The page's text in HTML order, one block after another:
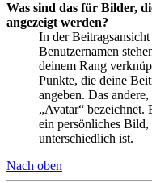
Was sind das für Bilder,
angezeigt werden?
In der
Benutzernamen
deinem Rang
Punkte, die deine
angeben. Das
„Avatar“ bezeichnet.
ein persönliches
unterschiedlich ist.
Nach oben